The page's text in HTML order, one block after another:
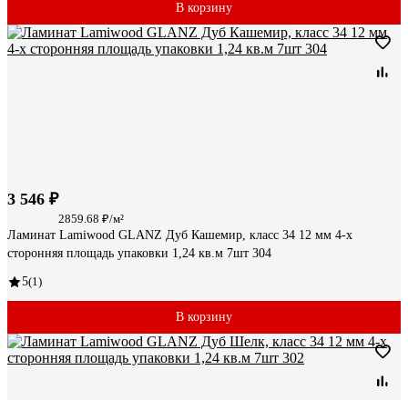
В корзину
3 546 ₽
2859.68 ₽/м²
Ламинат Lamiwood GLANZ Дуб Кашемир, класс 34 12 мм 4-х
сторонняя площадь упаковки 1,24 кв.м 7шт 304
5(1)
В корзину